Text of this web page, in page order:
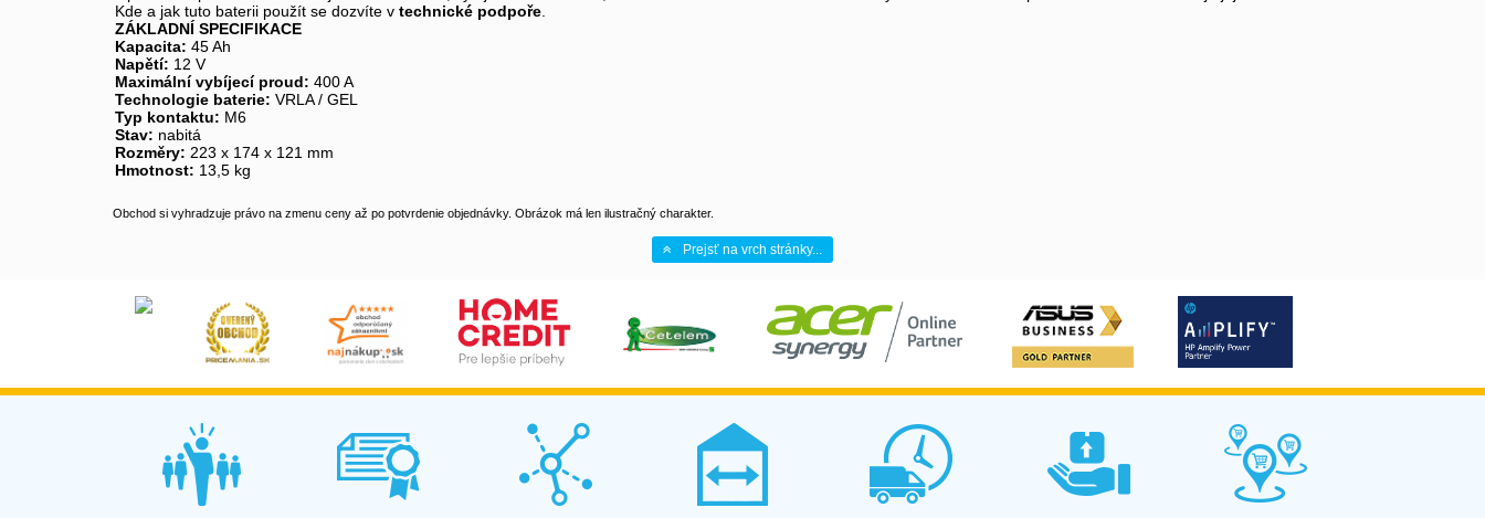
Kde a jak tuto baterii použít se dozvíte v technické podpoře
ZÁKLADNÍ SPECIFIKACE
Kapacita: 45 Ah
Napětí: 12 V
Maximální vybíjecí proud: 400 A
Technologie baterie: VRLA / GEL
Typ kontaktu: M6
Stav: nabitá
Rozměry: 223 x 174 x 121 mm
Hmotnost: 13,5 kg
Obchod si vyhradzuje právo na zmenu ceny až po potvrdenie objednávky. Obrázok má len ilustračný charakter.
Prejsť na vrch stránky...